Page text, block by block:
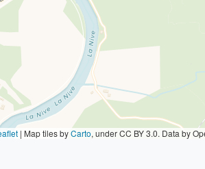
| Map tiles byCarto, under CC BY 3.0. Data by